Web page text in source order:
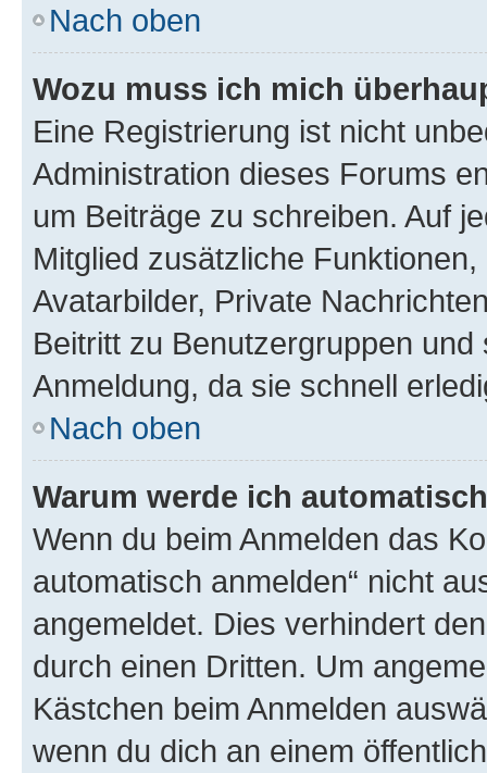
Nach oben
Wozu muss ich mich
Eine Registrierung ist nicht
Administration dieses Forums
um Beiträge zu schreiben. Auf
Mitglied zusätzliche
Avatarbilder, Private
Beitritt zu Benutzergruppen
Anmeldung, da sie schnell
Nach oben
Warum werde ich
Wenn du beim Anmelden das
automatisch anmelden“ nicht
angemeldet. Dies verhindert
durch einen Dritten. Um
Kästchen beim Anmelden
wenn du dich an einem